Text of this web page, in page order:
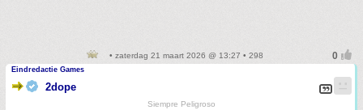
• zaterdag 21 maart 2026 @ 13:27 • 298
Eindredactie Games
2dope
Siempre Peligroso